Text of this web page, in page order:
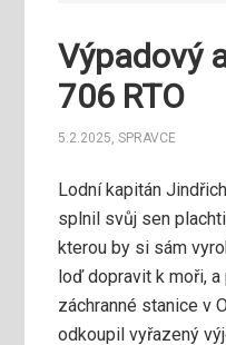
Výpadový
706 RTO
5.2.2025,SPRAVCE
Lodní kapitán
splnil svůj sen
kterou by si sám
loď dopravit k moři,
záchranné stanice v
odkoupil vyřazený